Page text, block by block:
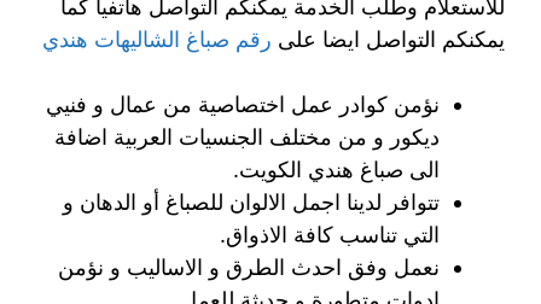
للاستعلام وطلب الخدمة يمكنكم التواصل هاتفيا كما
يمكنكم التواصل ايضا على رقم صباغ الشاليهات هندي
نؤمن كوادر عمل اختصاصية من عمال و فنيي
ديكور و من مختلف الجنسيات العربية اضافة
الى صباغ هندي الكويت.
تتوافر لدينا اجمل الالوان للصباغ أو الدهان و
التي تناسب كافة الاذواق.
نعمل وفق احدث الطرق و الاساليب و نؤمن